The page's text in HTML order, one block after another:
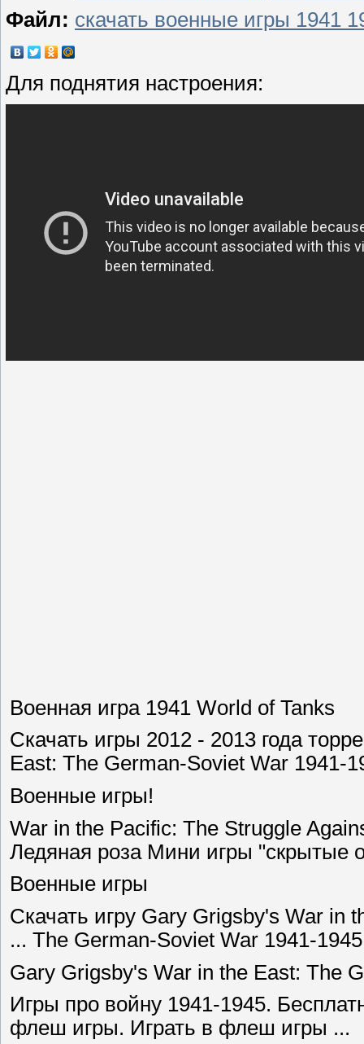
Файл: скачать военные игры 1941
Для поднятия настроения:
Военная игра 1941 World of Tanks
Скачать игры 2012 - 2013 года
East: The German-Soviet War 1941-
Военные игры!
War in the Pacific: The Struggle
Ледяная роза Мини игры "скрытые
Военные игры
Скачать игру Gary Grigsby's War in
... The German-Soviet War 1941-1945
Gary Grigsby's War in the East: The
Игры про войну 1941-1945.
флеш игры. Играть в флеш игры ...